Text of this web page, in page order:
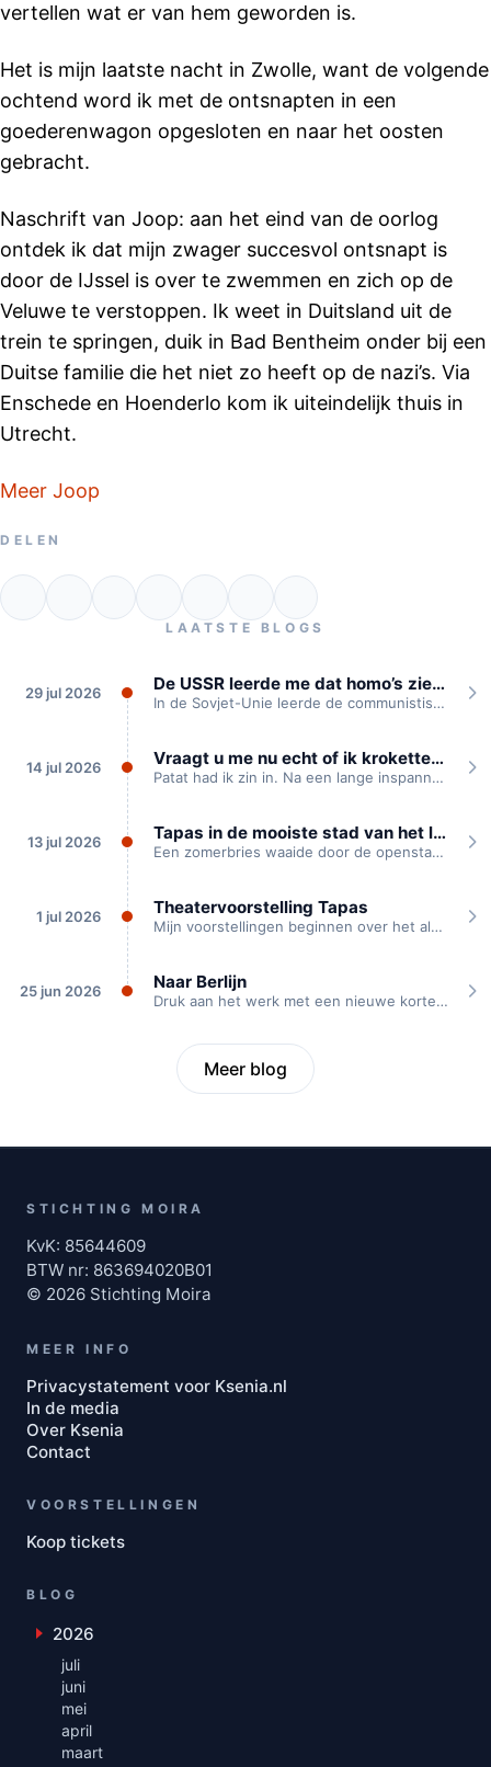
vertellen wat er van hem geworden is.
Het is mijn laatste nacht in Zwolle, want de volgende
ochtend word ik met de ontsnapten in een
goederenwagon opgesloten en naar het oosten
gebracht.
Naschrift van Joop: aan het eind van de oorlog
ontdek ik dat mijn zwager succesvol ontsnapt is
door de IJssel is over te zwemmen en zich op de
Veluwe te verstoppen. Ik weet in Duitsland uit de
trein te springen, duik in Bad Bentheim onder bij een
Duitse familie die het niet zo heeft op de nazi’s. Via
Enschede en Hoenderlo kom ik uiteindelijk thuis in
Utrecht.
Meer Joop
DELEN
LAATSTE BLOGS
29 jul 2026 De USSR leerde me dat homo’s ziek zijn
In de Sovjet-Unie leerde de communistische partij mij dat homoseksualiteit een ziekte is, waarvoor...
14 jul 2026 Vraagt u me nu echt of ik kroketten heb?
Patat had ik zin in. Na een lange inspannende theaterdag waren we onderweg naar...
13 jul 2026 Tapas in de mooiste stad van het land
Een zomerbries waaide door de openstaande kloosterramen. Buiten klepperden de ooievaren die voor het...
1 jul 2026 Theatervoorstelling Tapas
Mijn voorstellingen beginnen over het algemeen met een idee dat ik heb. Of een...
25 jun 2026 Naar Berlijn
Druk aan het werk met een nieuwe korte voorstelling “Naar Berlijn”. Deze vertelt het...
Meer blog
STICHTING MOIRA
KvK: 85644609
BTW nr: 863694020B01
© 2026 Stichting Moira
MEER INFO
Privacystatement voor Ksenia.nl
In de media
Over Ksenia
Contact
VOORSTELLINGEN
Koop tickets
BLOG
Toon maanden uit 2026
2026
juli
juni
mei
april
maart